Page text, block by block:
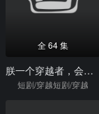
全 64 集
朕一个穿越者，会说英语很稀奇吗
短剧/穿越短剧/穿越